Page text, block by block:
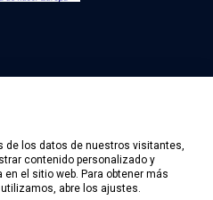
los derechos reservados.
. Política de cookies.
de los datos de nuestros visitantes,
contenido personalizado y
el sitio web. Para obtener más
abre los ajustes.